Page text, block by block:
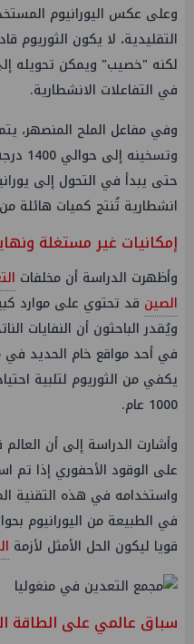
وعلى عكس اليورانيوم
التقليدية، لا يكون الثوريوم
في التفاعلات الانشطارية.
وفي مفاعل الملح المنصهر،
انشطارية تُنتج كميات هائلة من
إمكانيات غير مستغلة
وأظهرت الدراسة أن مخلفات
الصين قد تحتوي على موارد
ويُقدر الباحثون أن النفايات
في أحد مواقع خام الحديد في
يكفي من الثوريوم لتلبية
1000 عام.
وأشارت الدراسة إلى أن
على الوقود الأحفوري إذا تم
واستخدامه في هذه التقنية
قويا ليكون الحل الأمثل لأزمة
سباق عالمي على الطاقة